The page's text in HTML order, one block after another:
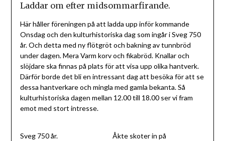
Laddar om efter midsommarfirande.
Här håller föreningen på att ladda upp inför kommande
Onsdag och den kulturhistoriska dag som ingår i Sveg 750
år. Och detta med ny flötgröt och bakning av tunnbröd
under dagen. Mera Varm korv och fikabröd. Knallar och
slöjdare ska finnas på plats för att visa upp olika hantverk.
Därför borde det bli en intressant dag att besöka för att se
dessa hantverkare och mingla med gamla bekanta. Så
kulturhistoriska dagen mellan 12.00 till 18.00 ser vi fram
emot med stort intresse.
Sveg 750 år.
Åkte skoter in på